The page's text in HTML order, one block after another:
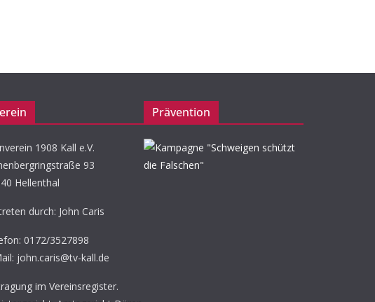
1908 Kall e.V.
93
Hellenthal
durch: John Caris
0172/3527898
john.caris@tv-kall.de
im Vereinsregister.
Prävention